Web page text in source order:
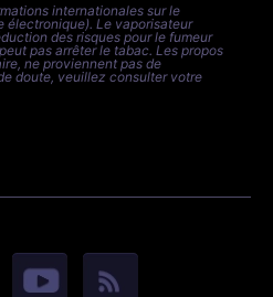
internationales sur le
électronique). Le vaporisateur
des risques pour le fumeur
pas arrêter le tabac. Les propos
ne proviennent pas de
doute, veuillez consulter votre